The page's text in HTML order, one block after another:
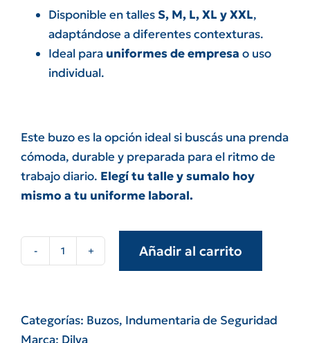
Disponible en talles S, M, L, XL y XXL,
adaptándose a diferentes contexturas.
Ideal para uniformes de empresa o uso
individual.
Este buzo es la opción ideal si buscás una prenda
cómoda, durable y preparada para el ritmo de
trabajo diario. Elegí tu talle y sumalo hoy
mismo a tu uniforme laboral.
Buzo
Dilva
cantidad
Añadir al carrito
Categorías: Buzos, Indumentaria de Seguridad
Marca: Dilva